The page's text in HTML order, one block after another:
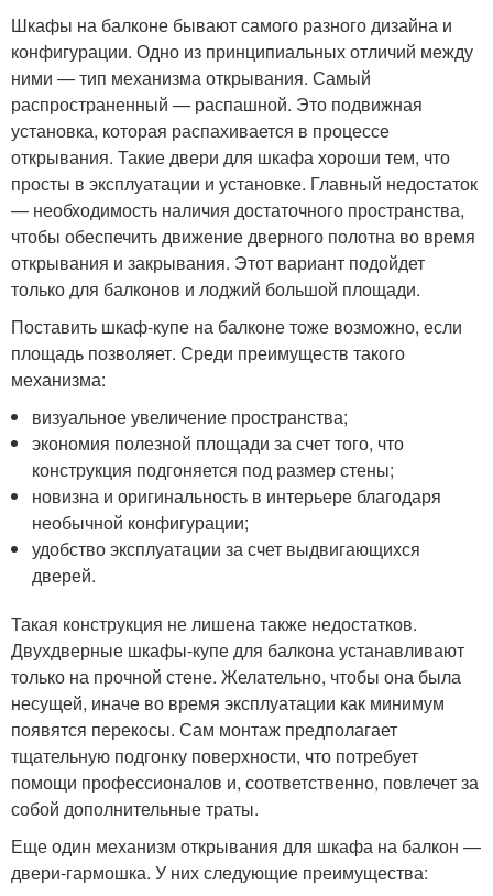
Шкафы на балконе бывают самого разного дизайна и
конфигурации. Одно из принципиальных отличий между
ними — тип механизма открывания. Самый
распространенный — распашной. Это подвижная
установка, которая распахивается в процессе
открывания. Такие двери для шкафа хороши тем, что
просты в эксплуатации и установке. Главный недостаток
— необходимость наличия достаточного пространства,
чтобы обеспечить движение дверного полотна во время
открывания и закрывания. Этот вариант подойдет
только для балконов и лоджий большой площади.
Поставить шкаф-купе на балконе тоже возможно, если
площадь позволяет. Среди преимуществ такого
механизма:
визуальное увеличение пространства;
экономия полезной площади за счет того, что
конструкция подгоняется под размер стены;
новизна и оригинальность в интерьере благодаря
необычной конфигурации;
удобство эксплуатации за счет выдвигающихся
дверей.
Такая конструкция не лишена также недостатков.
Двухдверные шкафы-купе для балкона устанавливают
только на прочной стене. Желательно, чтобы она была
несущей, иначе во время эксплуатации как минимум
появятся перекосы. Сам монтаж предполагает
тщательную подгонку поверхности, что потребует
помощи профессионалов и, соответственно, повлечет за
собой дополнительные траты.
Еще один механизм открывания для шкафа на балкон —
двери-гармошка. У них следующие преимущества: